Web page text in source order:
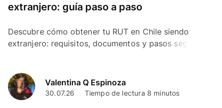
extranjero: guía paso a paso
Descubre cómo obtener tu RUT en Chile siendo
extranjero: requisitos, documentos y pasos según tu
Valentina Q Espinoza
30.07.26 Tiempo de lectura 8 minutos